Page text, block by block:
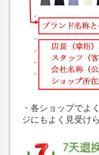
・各ショップでよ
ジにもよく見受け